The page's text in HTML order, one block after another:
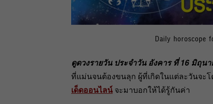
Daily horoscope
ดูดวงรายวัน ประจำวัน อังคาร ที่ 16 มิถุน
ที่แม่นจนต้องขนลุก ผู้ที่เกิดในแต่ละวันจะ
เด็ดออนไลน์ จะมาบอกให้ได้รู้กันค่า